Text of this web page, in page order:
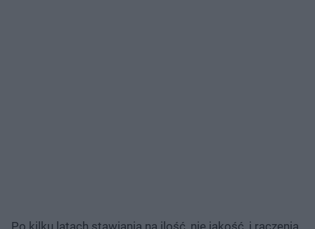
Po kilku latach stawiania na ilość, nie jakość, i raczenia